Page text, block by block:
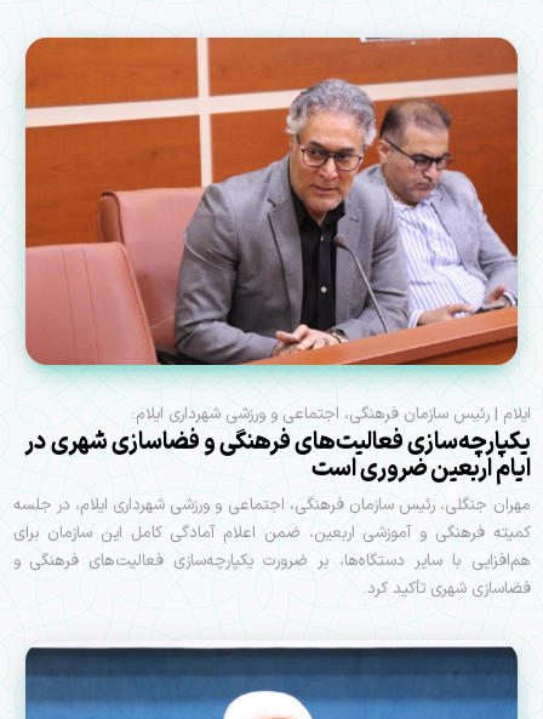
ایلام | رئیس سازمان فرهنگی، اجتماعی و ورزشی شهرداری ایلام:
یکپارچه‌سازی فعالیت‌های فرهنگی و فضاسازی شهری در
ایام اربعین ضروری است
مهران جنگلی، رئیس سازمان فرهنگی، اجتماعی و ورزشی شهرداری ایلام، در جلسه
کمیته فرهنگی و آموزشی اربعین، ضمن اعلام آمادگی کامل این سازمان برای
هم‌افزایی با سایر دستگاه‌ها، بر ضرورت یکپارچه‌سازی فعالیت‌های فرهنگی و
فضاسازی شهری تأکید کرد.